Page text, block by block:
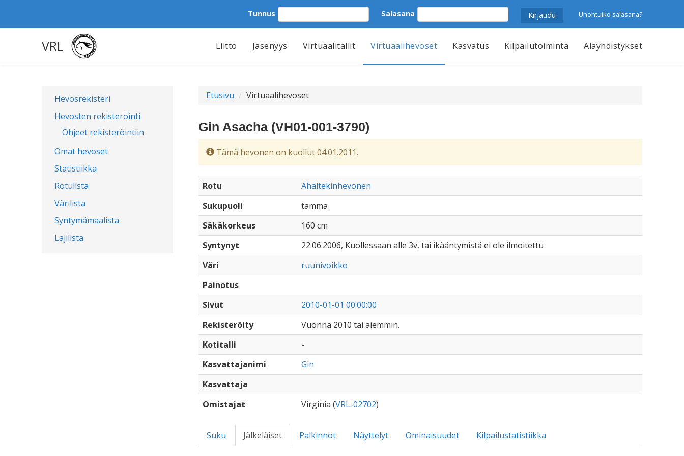
Tunnus Salasana Unohtuiko salasana?
VRL Liitto Jäsenyys Virtuaalitallit Virtuaalihevoset Kasvatus Kilpailutoiminta Alayhdistykset
Hevosrekisteri
Hevosten rekisteröinti
Ohjeet rekisteröintiin
Omat hevoset
Statistiikka
Rotulista
Värilista
Syntymämaalista
Lajilista
Etusivu Virtuaalihevoset
Gin Asacha (VH01-001-3790)
Tämä hevonen on kuollut 04.01.2011.
Rotu
Ahaltekinhevonen
Sukupuoli
tamma
Säkäkorkeus
160 cm
Syntynyt
22.06.2006, Kuollessaan alle 3v, tai ikääntymistä ei ole ilmoitettu
Väri
ruunivoikko
Painotus
Sivut
2010-01-01 00:00:00
Rekisteröity
Vuonna 2010 tai aiemmin.
Kotitalli
-
Kasvattajanimi
Gin
Kasvattaja
Omistajat
Virginia (VRL-02702)
Suku Jälkeläiset Palkinnot Näyttelyt Ominaisuudet Kilpailustatistiikka